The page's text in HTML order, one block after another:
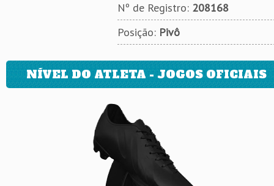
Nº de Registro: 208168
Posição: Pivô
NÍVEL DO ATLETA - JOGOS OFICIAIS